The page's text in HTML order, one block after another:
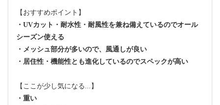
【おすすめポイント】
・UVカット・耐水性・耐風性を兼ね備えているのでオール
シーズン使える
・メッシュ部分が多いので、風通しが良い
・居住性・機能性とも進化しているのでスペックが高い
【ここが少し気になる...】
・重い